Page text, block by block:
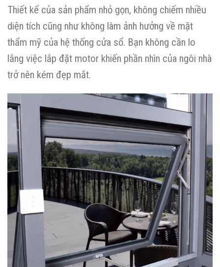
Thiết kế của sản phẩm nhỏ gọn, không chiếm nhiều
diện tích cũng như không làm ảnh hưởng về mặt
thẩm mỹ của hệ thống cửa sổ. Bạn không cần lo
lắng việc lắp đặt motor khiến phần nhìn của ngôi nhà
trở nên kém đẹp mắt.